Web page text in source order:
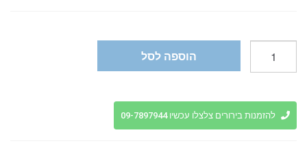
שבת
זכוכית
חכמה
הוספה לסל
להזמנות בירורים צלצלו עכשיו 09-7897944